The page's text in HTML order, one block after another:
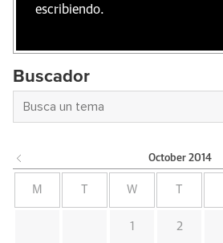
escribiendo.
Buscador
October 2014
M T W T
1 2